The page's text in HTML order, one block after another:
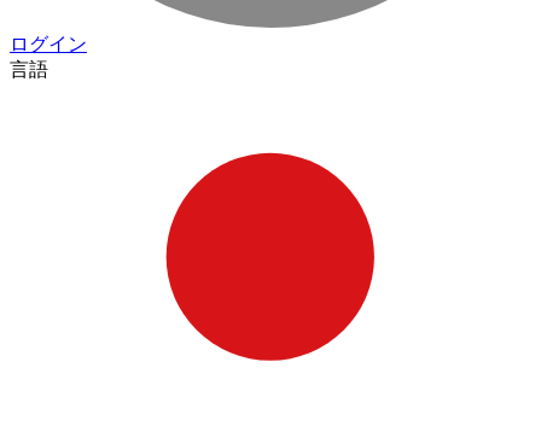
ログイン
言語